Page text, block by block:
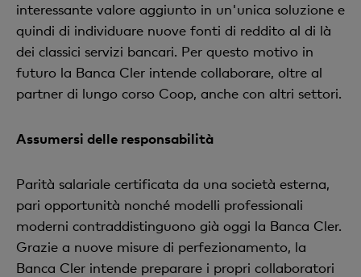
interessante valore aggiunto in un'unica soluzione e
quindi di individuare nuove fonti di reddito al di là
dei classici servizi bancari. Per questo motivo in
futuro la Banca Cler intende collaborare, oltre al
partner di lungo corso Coop, anche con altri settori.
Assumersi delle responsabilità
Parità salariale certificata da una società esterna,
pari opportunità nonché modelli professionali
moderni contraddistinguono già oggi la Banca Cler.
Grazie a nuove misure di perfezionamento, la
Banca Cler intende preparare i propri collaboratori